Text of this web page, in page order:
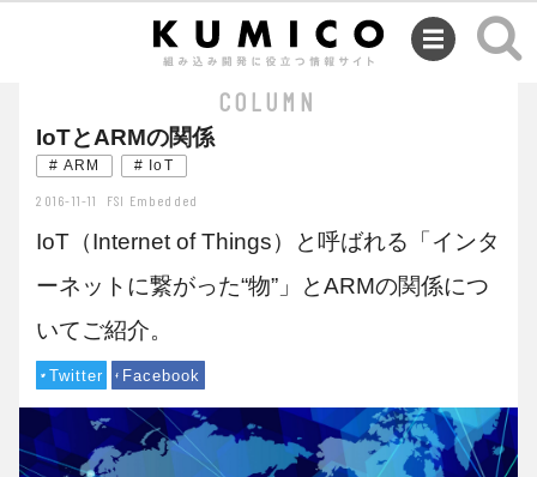
COLUMN
IoTとARMの関係
# ARM # IoT
2016-11-11 FSI Embedded
IoT（Internet of Things）と呼ばれる「インタ
ーネットに繋がった“物”」とARMの関係につ
いてご紹介。
Twitter Facebook